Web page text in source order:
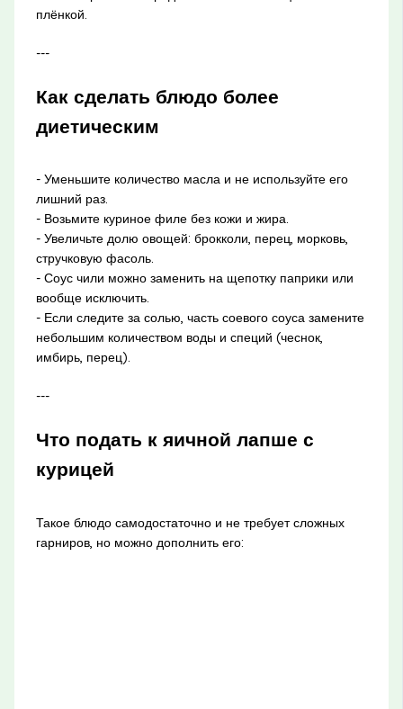
плёнкой.
---
Как сделать блюдо более
диетическим
- Уменьшите количество масла и не используйте его
лишний раз.
- Возьмите куриное филе без кожи и жира.
- Увеличьте долю овощей: брокколи, перец, морковь,
стручковую фасоль.
- Соус чили можно заменить на щепотку паприки или
вообще исключить.
- Если следите за солью, часть соевого соуса замените
небольшим количеством воды и специй (чеснок,
имбирь, перец).
---
Что подать к яичной лапше с
курицей
Такое блюдо самодостаточно и не требует сложных
гарниров, но можно дополнить его: